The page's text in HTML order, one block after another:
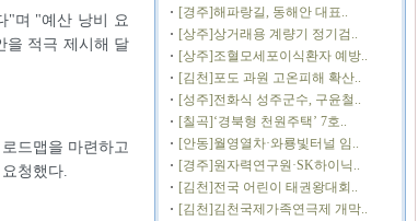
"며 "예산 낭비 요
을 적극 제시해 달
드맵을 마련하고
청했다.
[경주]해파랑길, 동해안 대표..
[상주]상거래용 계량기 정기검..
[상주]조혈모세포이식환자 예방..
[김천]포도 과원 고온피해 확산..
[성주]전화식 성주군수, 구윤철..
[칠곡]‘경북형 천원주택’ 7호..
[안동]월영열차·와룡빛터널 임..
[경주]원자력연구원·SK하이닉..
[김천]전국 어린이 태권왕대회..
[김천]김천국제가족연극제 개막..